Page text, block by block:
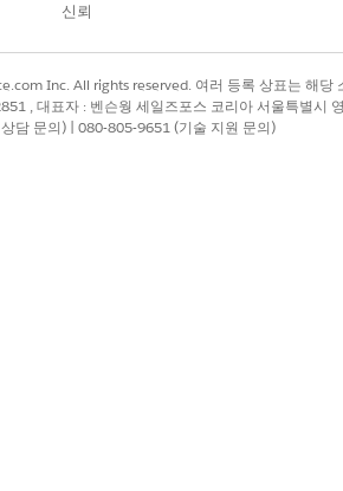
신뢰
Inc. All rights reserved. 여러 등록 상표는 해당
, 대표자 : 벤슨웡 세일즈포스 코리아 서울특별시
담 문의) | 080-805-9651 (기술 지원 문의)